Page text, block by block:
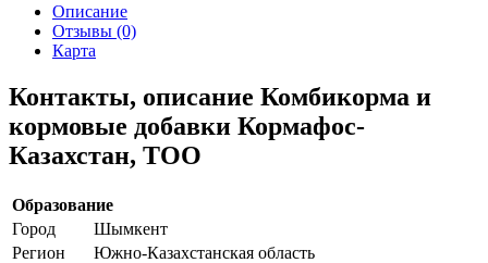
Описание
Отзывы (0)
Карта
Контакты, описание Комбикорма и
кормовые добавки Кормафос-
Казахстан, ТОО
Образование
Город
Шымкент
Регион
Южно-Казахстанская область